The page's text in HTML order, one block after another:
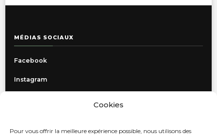
Cookies
Pour vous offrir la meilleure expérience possible, nous utilisons des
MÉDIAS SOCIAUX
Facebook
Instagram
Politique de confidentialité